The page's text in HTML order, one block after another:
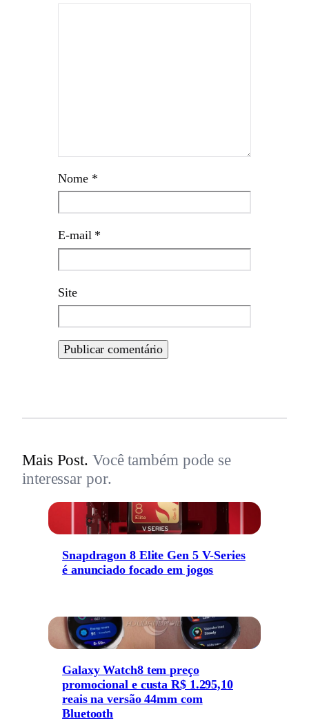
Nome *
E-mail *
Site
Mais Post. Você também pode se
interessar por.
Snapdragon 8 Elite Gen 5 V-Series
é anunciado focado em jogos
Galaxy Watch8 tem preço
promocional e custa R$ 1.295,10
reais na versão 44mm com
Bluetooth